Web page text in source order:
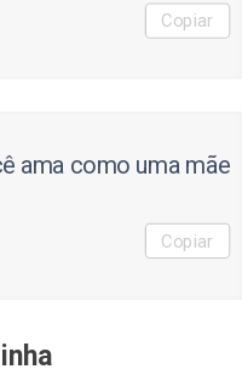
Copiar
ama como uma mãe
Copiar